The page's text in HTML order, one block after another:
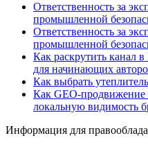
Ответственность за
промышленной
Ответственность за
промышленной
Как раскрутить канал
для начинающих
Как выбрать
Как
локальную видимость
Информация для